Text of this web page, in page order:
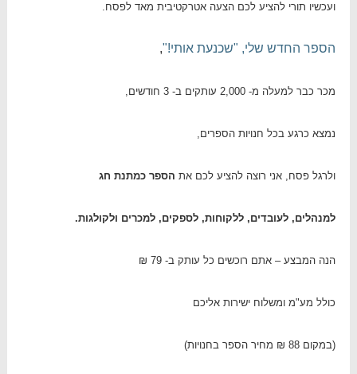
ועכשיו תורי להציע לכם הצעה אטרקטיבית מאד לפסח.
הספר החדש שלי, "שכנעת אותי!",
מכר כבר למעלה מ- 2,000 עותקים ב- 3 חודשים,
נמצא כרגע בכל חנויות הספרים,
ולרגל פסח, אני רוצה להציע לכם את הספר כמתנת חג
למנהלים, לעובדים, ללקוחות, לספקים, למכרים ולקולגות.
הנה המבצע – אתם רוכשים כל עותק ב- 79 ₪
כולל מע"מ ומשלוח ישירות אליכם
(במקום 88 ₪ מחיר הספר בחנויות)